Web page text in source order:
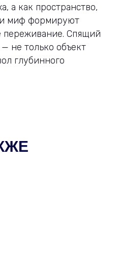
а как пространство,
и миф формируют
переживание. Спящий
не только объект
глубинного